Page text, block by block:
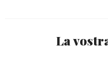
La